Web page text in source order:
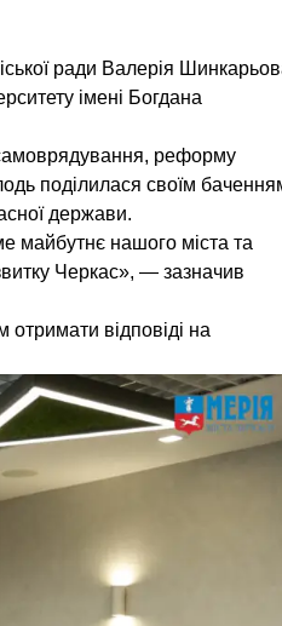
ради Валерія
імені Богдана
реформу
поділилася своїм
держави.
майбутнє нашого міста та
Черкас», — зазначив
отримати відповіді на